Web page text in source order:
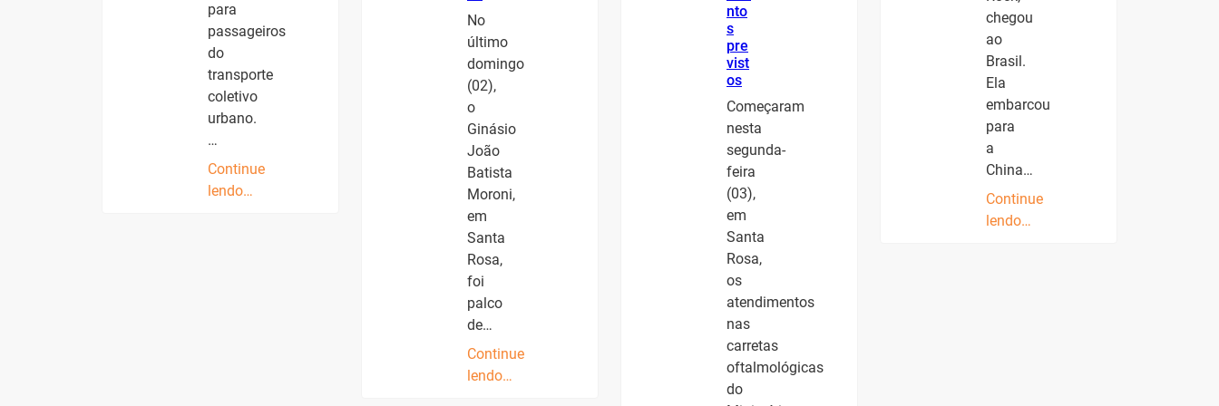
para
passageiros
do
transporte
coletivo
urbano.
…
Continue
lendo…
No
último
domingo
(02),
o
Ginásio
João
Batista
Moroni,
em
Santa
Rosa,
foi
palco
de…
Continue
lendo…
nto
s
pre
vist
os
Começaram
nesta
segunda-
feira
(03),
em
Santa
Rosa,
os
atendimentos
nas
carretas
oftalmológicas
do
chegou
ao
Brasil.
Ela
embarcou
para
a
China…
Continue
lendo…